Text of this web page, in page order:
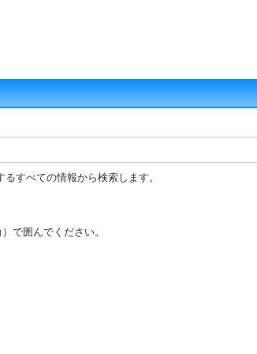
すべての情報から検索します。
で囲んでください。